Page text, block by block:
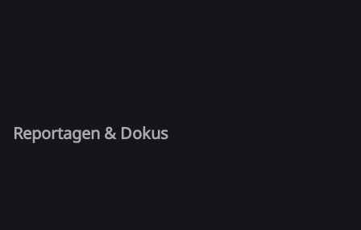
Reportagen & Dokus